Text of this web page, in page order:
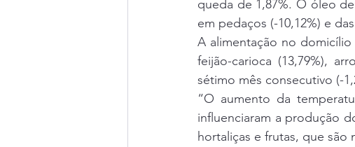
queda de 1,87%. O óleo
em pedaços (-10,12%) e
A alimentação no domicílio
feijão-carioca (13,79%),
sétimo mês consecutivo (-
“O aumento da
influenciaram a produção
hortaliças e frutas, que são